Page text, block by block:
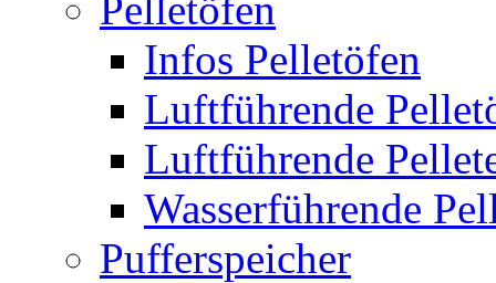
Infos Pelletöfen
Luftführende
Luftführende
Wasserführende
Pufferspeicher